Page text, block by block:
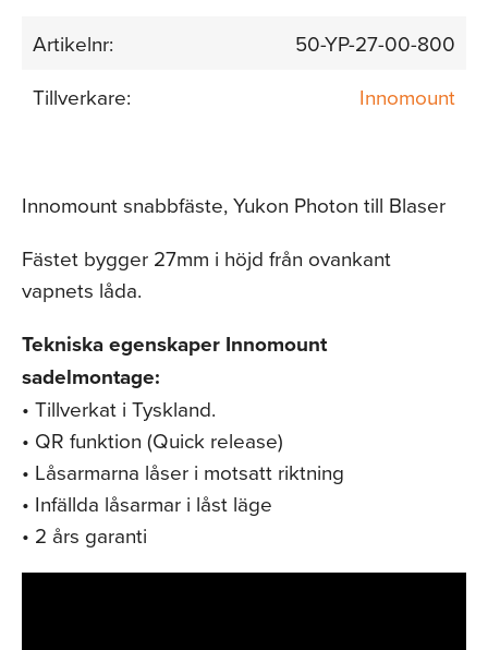
Artikelnr:
50-YP-27-00-800
Tillverkare:
Innomount
Innomount snabbfäste, Yukon Photon till Blaser
Fästet bygger 27mm i höjd från ovankant
vapnets låda.
Tekniska egenskaper Innomount
sadelmontage:
• Tillverkat i Tyskland.
• QR funktion (Quick release)
• Låsarmarna låser i motsatt riktning
• Infällda låsarmar i låst läge
• 2 års garanti